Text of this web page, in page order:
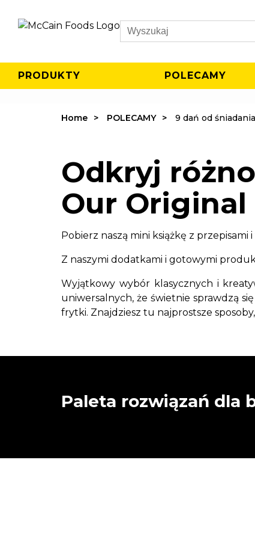
Search
PRODUKTY POLECAMY
Home POLECAMY 9 dań od
Odkryj
Our Original
Pobierz naszą mini książkę z przepisami
Z naszymi dodatkami i gotowymi
Wyjątkowy wybór klasycznych i
uniwersalnych, że świetnie sprawdzą
frytki. Znajdziesz tu najprostsze
Paleta rozwiązań dla